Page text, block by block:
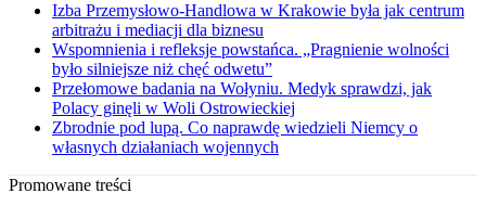
Izba Przemysłowo-Handlowa w Krakowie była jak centrum
arbitrażu i mediacji dla biznesu
Wspomnienia i refleksje powstańca. „Pragnienie wolności
było silniejsze niż chęć odwetu”
Przełomowe badania na Wołyniu. Medyk sprawdzi, jak
Polacy ginęli w Woli Ostrowieckiej
Zbrodnie pod lupą. Co naprawdę wiedzieli Niemcy o
własnych działaniach wojennych
Promowane treści